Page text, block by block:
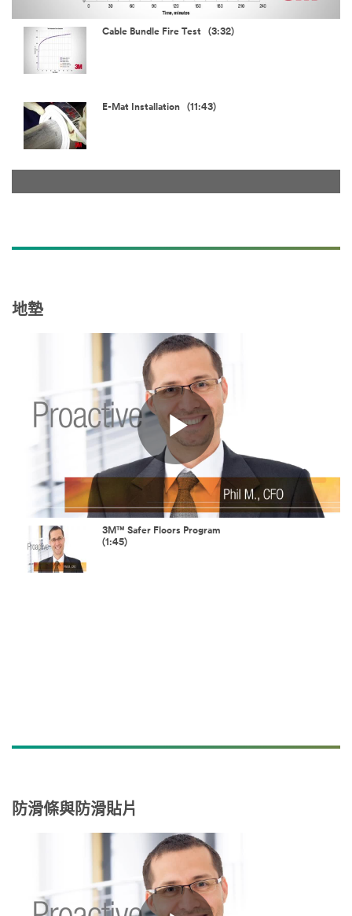
Video
Cable Bundle Fire Test (3:32)
E-Mat Installation (11:43)
地墊
Play
Video
3M™ Safer Floors Program
(1:45)
防滑條與防滑貼片